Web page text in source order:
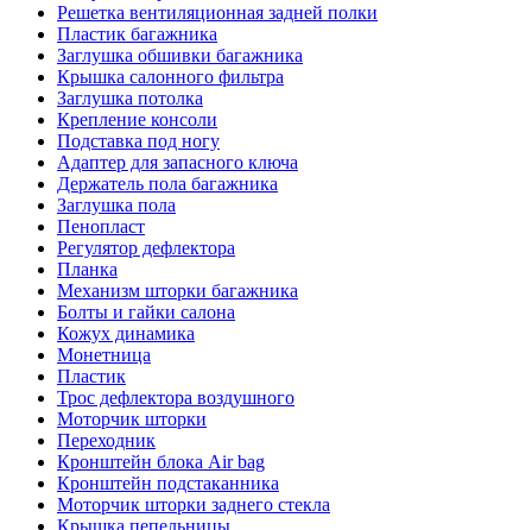
Решетка вентиляционная задней полки
Пластик багажника
Заглушка обшивки багажника
Крышка салонного фильтра
Заглушка потолка
Крепление консоли
Подставка под ногу
Адаптер для запасного ключа
Держатель пола багажника
Заглушка пола
Пенопласт
Регулятор дефлектора
Планка
Механизм шторки багажника
Болты и гайки салона
Кожух динамика
Монетница
Пластик
Трос дефлектора воздушного
Моторчик шторки
Переходник
Кронштейн блока Air bag
Кронштейн подстаканника
Моторчик шторки заднего стекла
Крышка пепельницы